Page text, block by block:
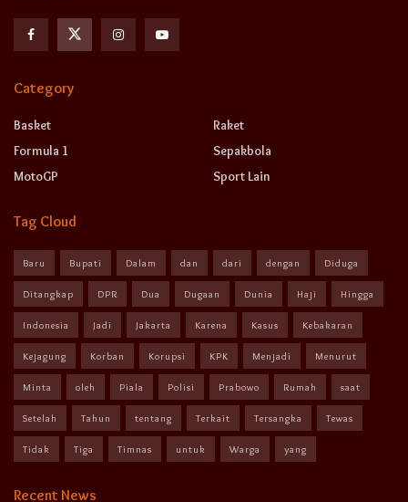
Category
Basket
Formula 1
MotoGP
Raket
Sepakbola
Sport Lain
Tag Cloud
Baru Bupati Dalam dan dari dengan Diduga
Ditangkap DPR Dua Dugaan Dunia Haji Hingga
Indonesia Jadi Jakarta Karena Kasus Kebakaran
Kejagung Korban Korupsi KPK Menjadi Menurut
Minta oleh Piala Polisi Prabowo Rumah saat
Setelah Tahun tentang Terkait Tersangka Tewas
Tidak Tiga Timnas untuk Warga yang
Recent News